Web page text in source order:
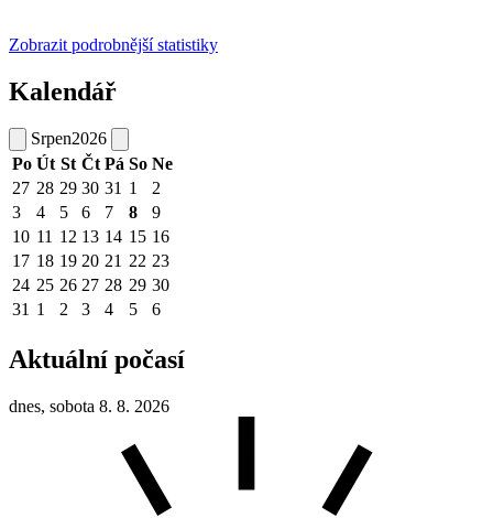
Zobrazit podrobnější statistiky
Kalendář
Srpen2026
Po Út St Čt Pá So Ne
27 28 29 30 31 1
2
3
4 5 6 7 8
9
10 11 12 13 14 15 16
17 18 19 20 21 22 23
24 25 26 27 28 29 30
31 1 2 3 4 5 6
Aktuální počasí
dnes, sobota 8. 8. 2026